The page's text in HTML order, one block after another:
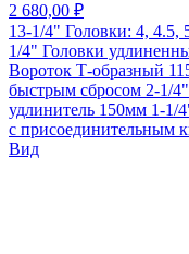
2 680,00 ₽
13-1/4" Головки: 4, 4.5,
1/4" Головки
Вороток Т-образный
быстрым сбросом 2-1/
удлинитель 150мм 1-
с присоединительным
Вид